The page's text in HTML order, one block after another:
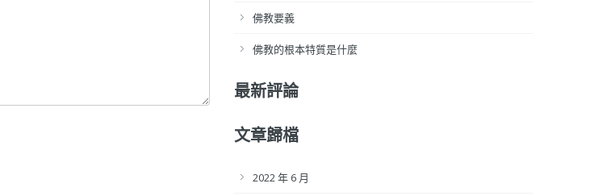
佛教要義
佛教的根本特質是什麼
最新評論
文章歸檔
2022 年 6 月